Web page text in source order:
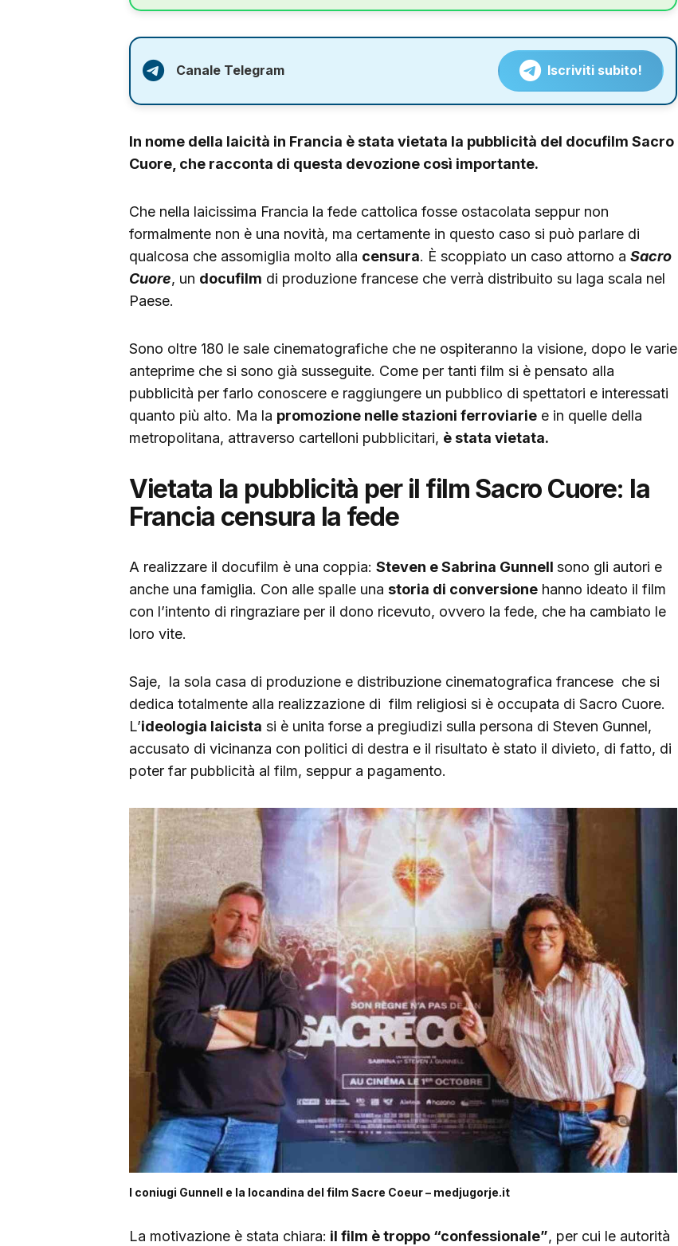
Canale Telegram Iscriviti subito!
In nome della laicità in Francia è stata vietata la pubblicità del docufilm Sacro
Cuore, che racconta di questa devozione così importante.
Che nella laicissima Francia la fede cattolica fosse ostacolata seppur non
formalmente non è una novità, ma certamente in questo caso si può parlare di
qualcosa che assomiglia molto alla censura. È scoppiato un caso attorno a Sacro
Cuore, un docufilm di produzione francese che verrà distribuito su laga scala nel
Paese.
Sono oltre 180 le sale cinematografiche che ne ospiteranno la visione, dopo le varie
anteprime che si sono già susseguite. Come per tanti film si è pensato alla
pubblicità per farlo conoscere e raggiungere un pubblico di spettatori e interessati
quanto più alto. Ma la promozione nelle stazioni ferroviarie e in quelle della
metropolitana, attraverso cartelloni pubblicitari, è stata vietata.
Vietata la pubblicità per il film Sacro Cuore: la
Francia censura la fede
A realizzare il docufilm è una coppia: Steven e Sabrina Gunnell sono gli autori e
anche una famiglia. Con alle spalle una storia di conversione hanno ideato il film
con l’intento di ringraziare per il dono ricevuto, ovvero la fede, che ha cambiato le
loro vite.
Saje, la sola casa di produzione e distribuzione cinematografica francese che si
dedica totalmente alla realizzazione di film religiosi si è occupata di Sacro Cuore.
L’ideologia laicista si è unita forse a pregiudizi sulla persona di Steven Gunnel,
accusato di vicinanza con politici di destra e il risultato è stato il divieto, di fatto, di
poter far pubblicità al film, seppur a pagamento.
I coniugi Gunnell e la locandina del film Sacre Coeur – medjugorje.it
La motivazione è stata chiara: il film è troppo “confessionale”, per cui le autorità